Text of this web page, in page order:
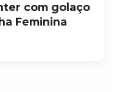
com golaço
Feminina